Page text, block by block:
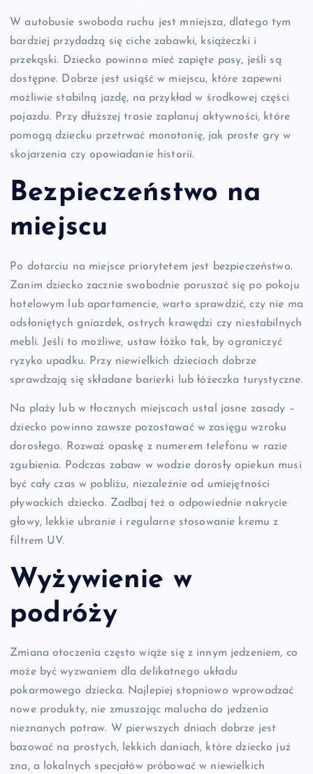
W autobusie swoboda ruchu jest mniejsza, dlatego tym
bardziej przydadzą się ciche zabawki, książeczki i
przekąski. Dziecko powinno mieć zapięte pasy, jeśli są
dostępne. Dobrze jest usiąść w miejscu, które zapewni
możliwie stabilną jazdę, na przykład w środkowej części
pojazdu. Przy dłuższej trasie zaplanuj aktywności, które
pomogą dziecku przetrwać monotonię, jak proste gry w
skojarzenia czy opowiadanie historii.
Bezpieczeństwo na
miejscu
Po dotarciu na miejsce priorytetem jest bezpieczeństwo.
Zanim dziecko zacznie swobodnie poruszać się po pokoju
hotelowym lub apartamencie, warto sprawdzić, czy nie ma
odsłoniętych gniazdek, ostrych krawędzi czy niestabilnych
mebli. Jeśli to możliwe, ustaw łóżko tak, by ograniczyć
ryzyko upadku. Przy niewielkich dzieciach dobrze
sprawdzają się składane barierki lub łóżeczka turystyczne.
Na plaży lub w tłocznych miejscach ustal jasne zasady –
dziecko powinno zawsze pozostawać w zasięgu wzroku
dorosłego. Rozważ opaskę z numerem telefonu w razie
zgubienia. Podczas zabaw w wodzie dorosły opiekun musi
być cały czas w pobliżu, niezależnie od umiejętności
pływackich dziecka. Zadbaj też o odpowiednie nakrycie
głowy, lekkie ubranie i regularne stosowanie kremu z
filtrem UV.
Wyżywienie w
podróży
Zmiana otoczenia często wiąże się z innym jedzeniem, co
może być wyzwaniem dla delikatnego układu
pokarmowego dziecka. Najlepiej stopniowo wprowadzać
nowe produkty, nie zmuszając malucha do jedzenia
nieznanych potraw. W pierwszych dniach dobrze jest
bazować na prostych, lekkich daniach, które dziecko już
zna, a lokalnych specjałów próbować w niewielkich